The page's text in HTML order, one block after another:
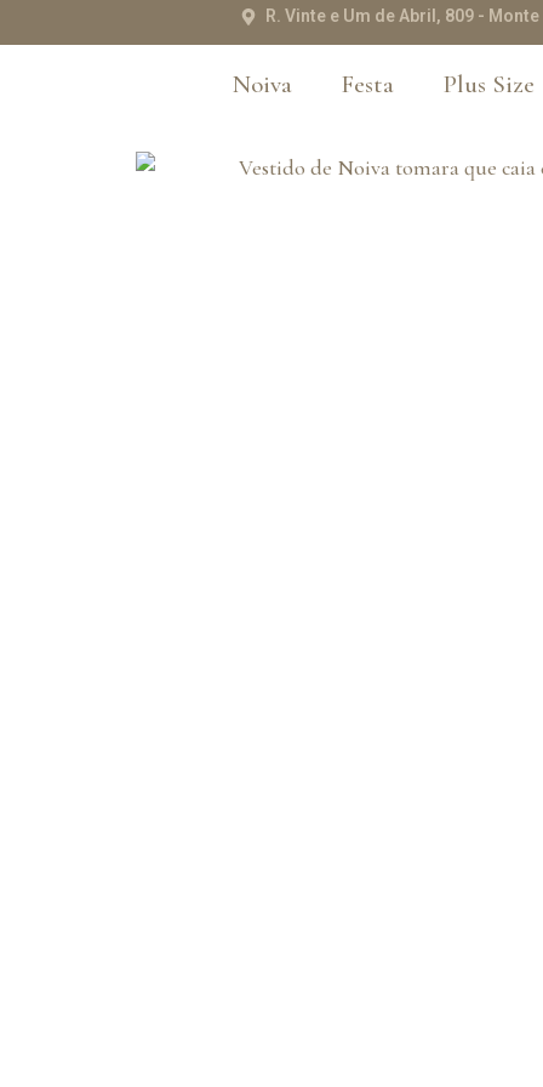
R. Vinte e Um de Abril, 809 -
Noiva Festa Plus Size